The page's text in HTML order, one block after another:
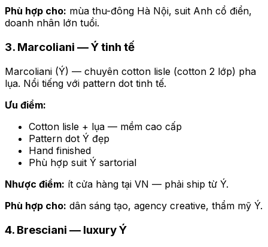
Phù hợp cho: mùa thu-đông Hà Nội, suit Anh cổ điển,
doanh nhân lớn tuổi.
3. Marcoliani — Ý tinh tế
Marcoliani (Ý) — chuyên cotton lisle (cotton 2 lớp) pha
lụa. Nổi tiếng với pattern dot tinh tế.
Ưu điểm:
Cotton lisle + lụa — mềm cao cấp
Pattern dot Ý đẹp
Hand finished
Phù hợp suit Ý sartorial
Nhược điểm: ít cửa hàng tại VN — phải ship từ Ý.
Phù hợp cho: dân sáng tạo, agency creative, thẩm mỹ Ý.
4. Bresciani — luxury Ý